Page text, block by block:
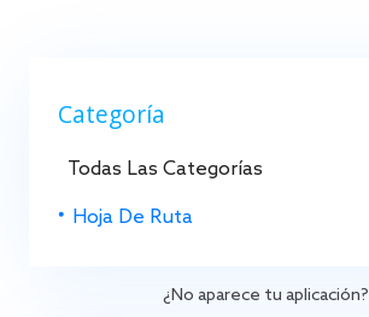
Categoría
Todas Las Categorías
Hoja De Ruta
¿No aparece tu aplicación?